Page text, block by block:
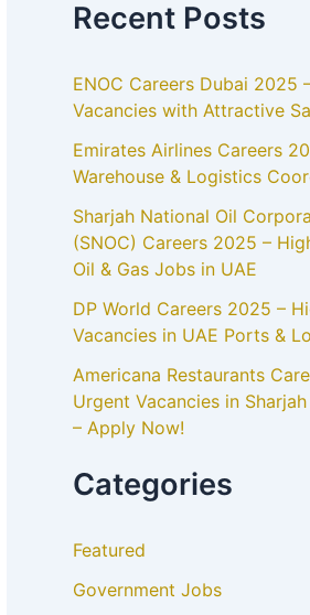
Recent Posts
ENOC Careers Dubai 2025
Vacancies with Attractive
Emirates Airlines Careers
Warehouse & Logistics
Sharjah National Oil
(SNOC) Careers 2025 –
Oil & Gas Jobs in UAE
DP World Careers 2025 –
Vacancies in UAE Ports &
Americana Restaurants
Urgent Vacancies in
– Apply Now!
Categories
Featured
Government Jobs